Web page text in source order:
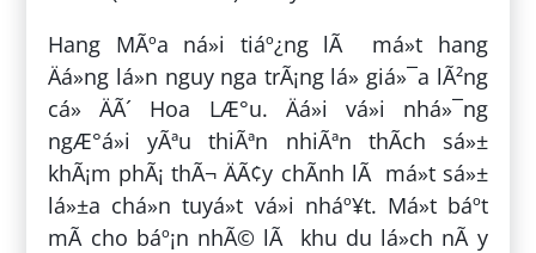
Hang MÃºa ná»i tiáº¿ng lÃ má»t hang
Äá»ng lá»n nguy nga trÃ¡ng lá» giá»¯a lÃ²ng
cá» ÄÃ´ Hoa LÆ°u. Äá»i vá»i nhá»¯ng
ngÆ°á»i yÃªu thiÃªn nhiÃªn thÃ­ch sá»±
khÃ¡m phÃ¡ thÃ¬ ÄÃ¢y chÃ­nh lÃ má»t sá»±
lá»±a chá»n tuyá»t vá»i nháº¥t. Má»t báº­t
mÃ­ cho báº¡n nhÃ© lÃ khu du lá»ch nÃ y